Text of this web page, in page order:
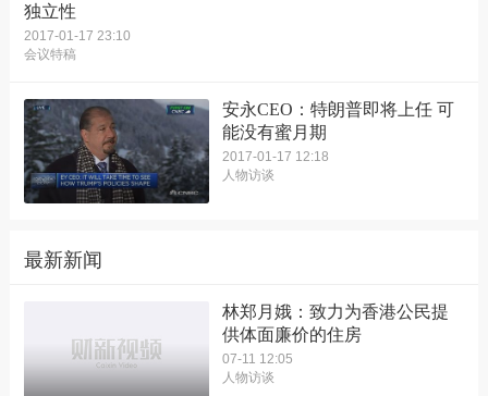
独立性
2017-01-17 23:10
会议特稿
安永CEO：特朗普即将上任 可
能没有蜜月期
2017-01-17 12:18
人物访谈
最新新闻
林郑月娥：致力为香港公民提
供体面廉价的住房
07-11 12:05
人物访谈